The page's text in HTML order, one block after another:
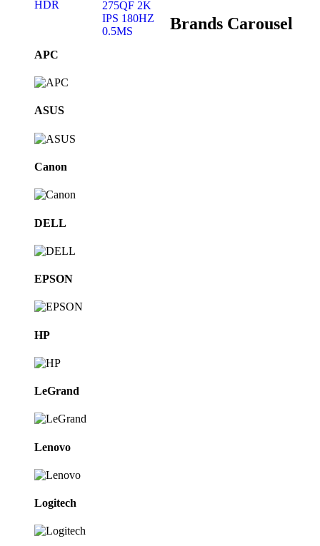
Brands Carousel
APC
ASUS
Canon
DELL
EPSON
HP
LeGrand
Lenovo
Logitech